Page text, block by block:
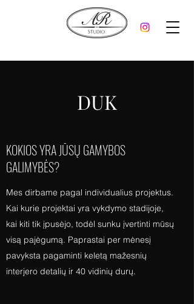
DUK
KOKIOS YRA JŪSŲ GAMYBOS
GALIMYBĖS?
Mes dirbame pagal individualius projektus.
Kai kurie projektai yra vykdymo stadijoje,
kai kiti tik įpusėjo, todėl sunku įvertinti mūsų
visą pajėgumą. Paprastai per mėnesį
pavyksta pagaminti keletą mažesnių
interjero detalių ir 40 vidinių durų.